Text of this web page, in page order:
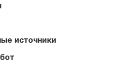
источники